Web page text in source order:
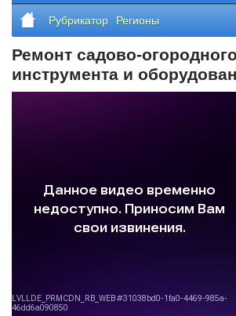
Рубрикатор Регионы
Ремонт садово-огородного
инструмента и